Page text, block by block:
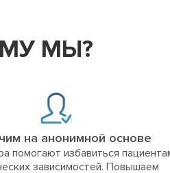
МЫ?
на анонимной основе
помогают избавиться
зависимостей. Повышаем